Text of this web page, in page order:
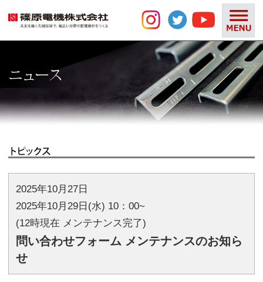
2025年10月27日
2025年10月29日(水) 10：00~
(12時現在 メンテナンス完了)
問い合わせフォーム メンテナンスのお知ら
せ